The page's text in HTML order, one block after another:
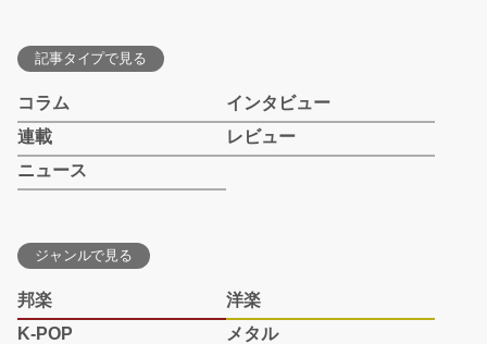
記事タイプで見る
コラム
インタビュー
連載
レビュー
ニュース
ジャンルで見る
邦楽
洋楽
K-POP
メタル